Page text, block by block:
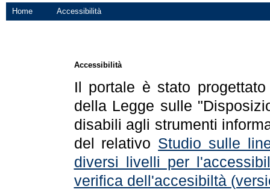
Home Accessibilità
Accessibilità
Il portale è stato
della Legge sulle
disabili agli strumenti
del relativo Studio sulle
diversi livelli per
verifica dell'accesibiltà